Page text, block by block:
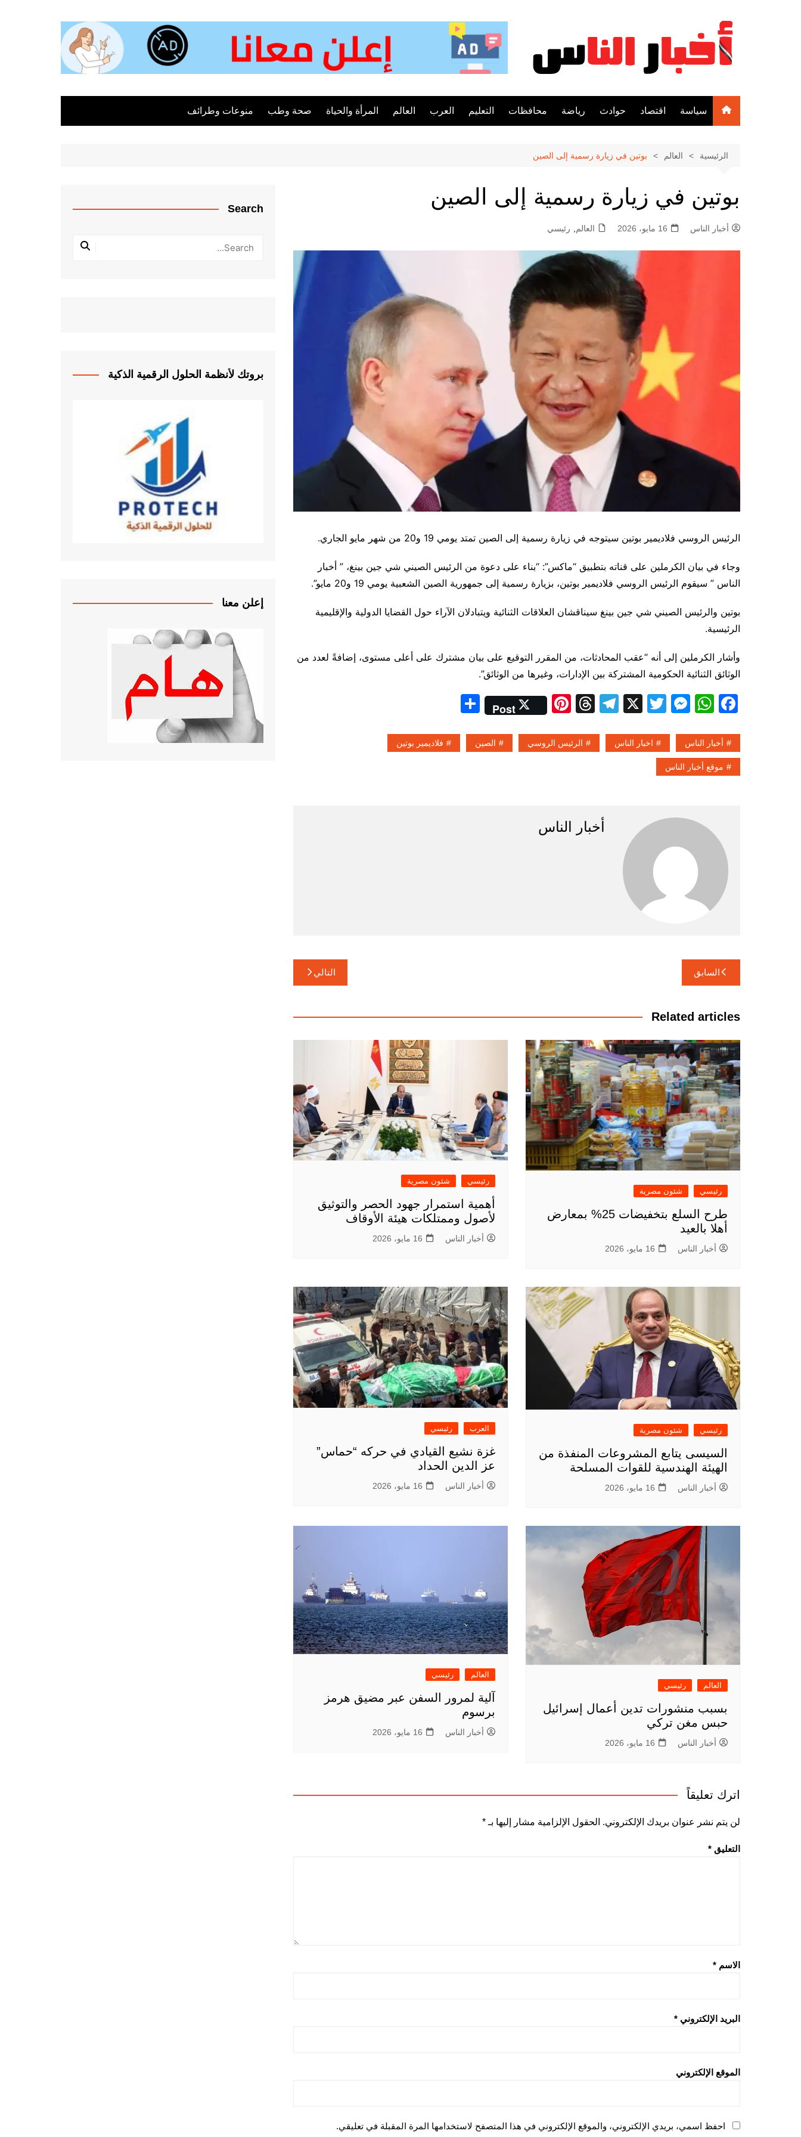
سياسة اقتصاد حوادث رياضة محافظات التعليم العرب العالم المرأة والحياة صحة وطب منوعات وطرائف
الرئيسية العالم بوتين في زيارة رسمية إلى الصين
بوتين في زيارة رسمية إلى الصين
أخبار الناس 16 مايو، 2026 العالم رئيسي
الرئيس الروسي فلاديمير بوتين سيتوجه في زيارة رسمية إلى الصين تمتد يومي 19 و20 من شهر مايو الجاري.
وجاء في بيان الكرملين على قناته بتطبيق “ماكس”: “بناء على دعوة من الرئيس الصيني شي جين بينغ، ” أخبار
الناس ” سيقوم الرئيس الروسي فلاديمير بوتين، بزيارة رسمية إلى جمهورية الصين الشعبية يومي 19 و20 مايو”.
بوتين والرئيس الصيني شي جين بينغ سيناقشان العلاقات الثنائية ويتبادلان الآراء حول القضايا الدولية والإقليمية
الرئيسية.
وأشار الكرملين إلى أنه “عقب المحادثات، من المقرر التوقيع على بيان مشترك على أعلى مستوى، إضافةً لعدد من
الوثائق الثنائية الحكومية المشتركة بين الإدارات، وغيرها من الوثائق”.
F
c
e
b
k
W
at
s
A
p
M
s
s
e
g
T
itt
X
T
e
T
e
Pi
nt
er
Post
ar
أخبار الناس اخبار الناس الرئيس الروسي الصين فلاديمير بوتين
موقع أخبار الناس
أخبار الناس
تصفّح
المقالات
السابق التالي
Related articles
رئيسي شئون مصرية
طرح السلع بتخفيضات 25% بمعارض
أهلا بالعيد
أخبار الناس 16 مايو، 2026
رئيسي شئون مصرية
أهمية استمرار جهود الحصر والتوثيق
لأصول وممتلكات هيئة الأوقاف
أخبار الناس 16 مايو، 2026
رئيسي شئون مصرية
السيسى يتابع المشروعات المنفذة من
الهيئة الهندسية للقوات المسلحة
أخبار الناس 16 مايو، 2026
العرب رئيسي
غزة نشيع القيادي في حركه “حماس”
عز الدين الحداد
أخبار الناس 16 مايو، 2026
العالم رئيسي
بسبب منشورات تدين أعمال إسرائيل
حبس مغن تركي
أخبار الناس 16 مايو، 2026
العالم رئيسي
آلية لمرور السفن عبر مضيق هرمز
برسوم
أخبار الناس 16 مايو، 2026
اترك تعليقاً
لن يتم نشر عنوان بريدك الإلكتروني. الحقول الإلزامية مشار إليها بـ *
التعليق *
الاسم *
البريد الإلكتروني *
الموقع الإلكتروني
احفظ اسمي، بريدي الإلكتروني، والموقع الإلكتروني في هذا المتصفح لاستخدامها المرة المقبلة في تعليقي.
Search
بروتك لأنظمة الحلول الرقمية الذكية
إعلن معنا